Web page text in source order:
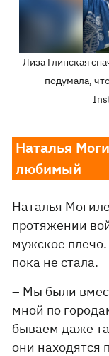
Лиза Глинская
подумала,
Наталья
любимый
Наталья
протяжении
мужское
пока не стала.
– Мы были
мной по
бываем даже
они находятся